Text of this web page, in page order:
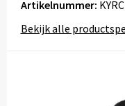
Artikelnummer:
Bekijk alle